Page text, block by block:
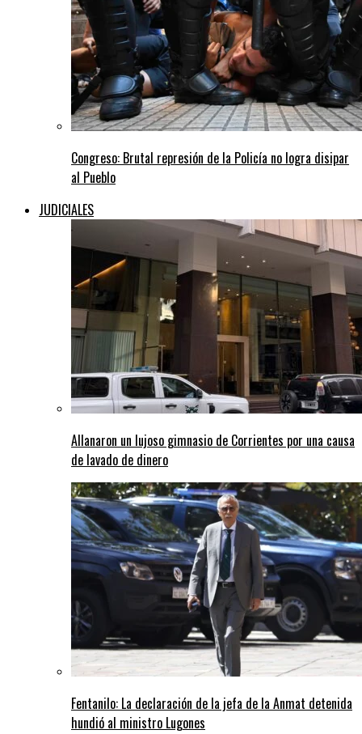
Congreso: Brutal represión de la Policía no logra disipar
al Pueblo
JUDICIALES
Allanaron un lujoso gimnasio de Corrientes por una causa
de lavado de dinero
Fentanilo: La declaración de la jefa de la Anmat detenida
hundió al ministro Lugones